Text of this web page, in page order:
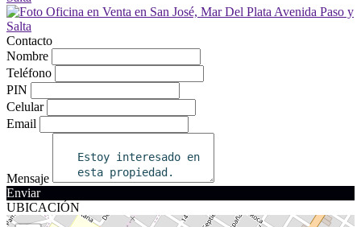
Contacto
Nombre
Teléfono
PIN
Celular
Email
Mensaje
Enviar
UBICACIÓN